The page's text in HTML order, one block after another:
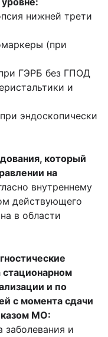
нижней трети
(при
ГЭРБ без ГПОД
и
который
на
внутреннему
действующего
в области
и по
с момента сдачи
МО:
и